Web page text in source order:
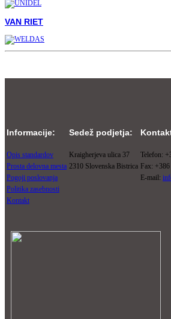
VAN RIET
Informacije: Sedež podjetja:
Opis standardov Kraigherjeva ulica 37
Telefon:
Prosta delovna mesta 2310 Slovenska Bistrica Fax:
Pogoji poslovanja
E-mail:
Politika zasebnosti
Kontakt